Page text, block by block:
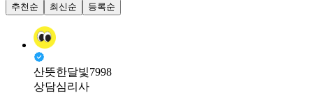
추천순
최신순 등록순
산뜻한달빛7998
상담심리사